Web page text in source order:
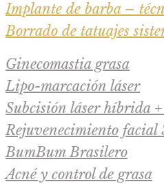
Implante de barba –
Borrado de tatuajes
Ginecomastia grasa
Lipo-marcación láser
Subcisión láser híbrida
Rejuvenecimiento facial
BumBum Brasilero
Acné y control de grasa